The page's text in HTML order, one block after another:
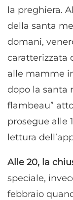
la preghiera.
della santa
domani,
caratterizzata
alle mamme
dopo la santa
flambeau”
prosegue alle
lettura
Alle 20, la
speciale,
febbraio